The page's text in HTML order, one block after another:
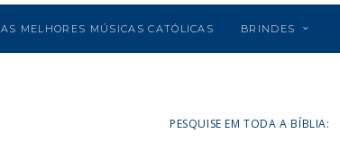
AS MELHORES MÚSICAS CATÓLICAS BRINDES
PESQUISE EM TODA A BÍBLIA: